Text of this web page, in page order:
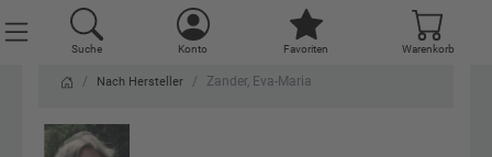
Suche Konto Favoriten Warenkorb
Nach Hersteller Zander, Eva-Maria